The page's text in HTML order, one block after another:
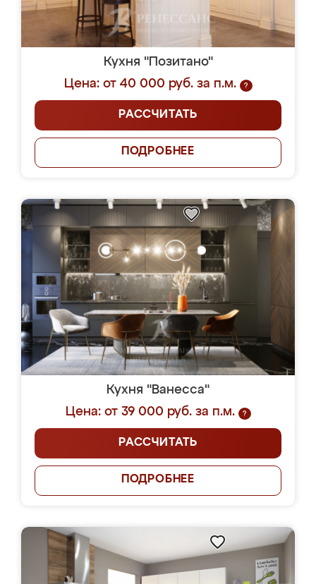
Кухня "Позитано"
Цена: от 40 000 руб. за п.м.
?
РАССЧИТАТЬ
ПОДРОБНЕЕ
Кухня "Ванесса"
Цена: от 39 000 руб. за п.м.
?
РАССЧИТАТЬ
ПОДРОБНЕЕ